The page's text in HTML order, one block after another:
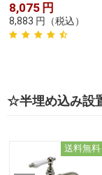
8,075 円
8,883 円 （税込）
☆半埋め込み設
送料無料